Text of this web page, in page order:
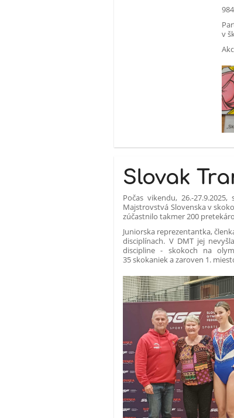
v
Slovak
Počas vikendu, 26.-
Majstrovstvá Slovenska v
zúčastnilo takmer 200
Juniorska reprezentantka,
disciplínach. V DMT jej
discipline - skokoch na
35 skokaniek a zaroven 1.